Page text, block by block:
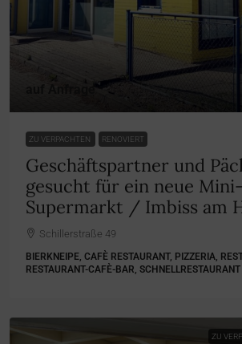
ZU VERPACHTEN RENOVIERT
Geschäftspartner und
gesucht für ein neue Mini-
Supermarkt / Imbiss am
Schillerstraße 49
BIERKNEIPE, CAFÈ RESTAURANT, PIZZERIA,
RESTAURANT-CAFÈ-BAR, SCHNELLRESTAURANT
ZU